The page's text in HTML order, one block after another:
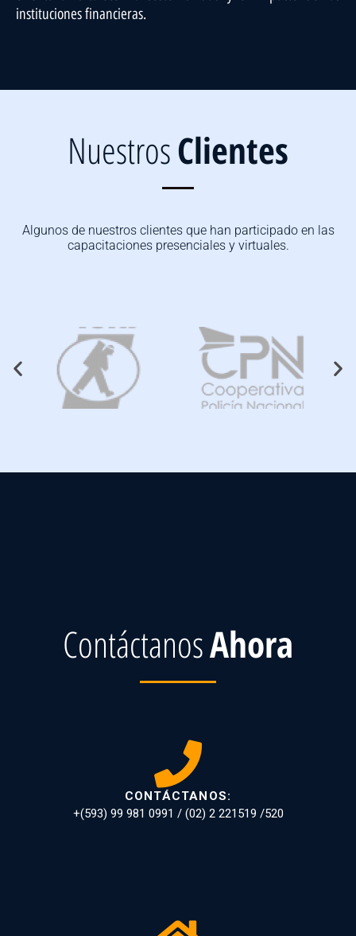
instituciones financieras.
NuestrosClientes
Algunos de nuestros clientes que han participado en las
capacitaciones presenciales y virtuales.
ContáctanosAhora
CONTÁCTANOS:
+(593) 99 981 0991 / (02) 2 221519 /520